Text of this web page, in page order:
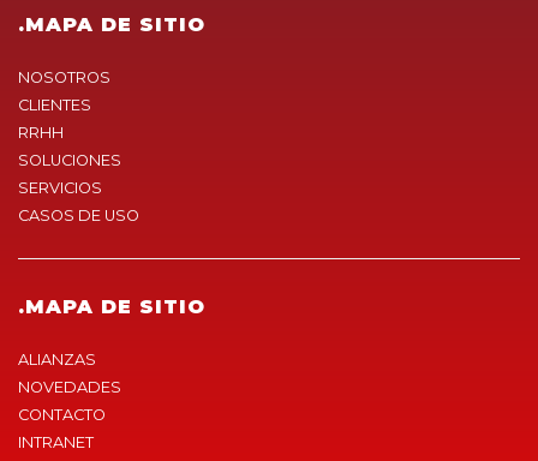
.MAPA DE SITIO
NOSOTROS
CLIENTES
RRHH
SOLUCIONES
SERVICIOS
CASOS DE USO
.MAPA DE SITIO
ALIANZAS
NOVEDADES
CONTACTO
INTRANET